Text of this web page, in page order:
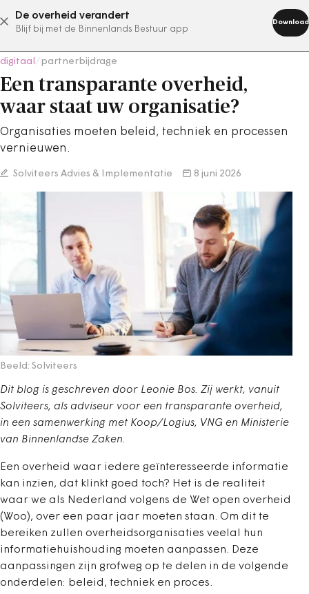
De overheid verandert
Blijf bij met de Binnenlands Bestuur app
Download
abonneer nu
digitaal partnerbijdrage
Een transparante overheid,
waar staat uw organisatie?
Organisaties moeten beleid, techniek en processen
vernieuwen.
Solviteers Advies & Implementatie 8 juni 2026
Beeld: Solviteers
Dit blog is geschreven door Leonie Bos. Zij werkt, vanuit
Solviteers, als adviseur voor een transparante overheid,
in een samenwerking met Koop/Logius, VNG en Ministerie
van Binnenlandse Zaken.
Een overheid waar iedere geïnteresseerde informatie
kan inzien, dat klinkt goed toch? Het is de realiteit
waar we als Nederland volgens de Wet open overheid
(Woo), over een paar jaar moeten staan. Om dit te
bereiken zullen overheidsorganisaties veelal hun
informatiehuishouding moeten aanpassen. Deze
aanpassingen zijn grofweg op te delen in de volgende
onderdelen: beleid, techniek en proces.